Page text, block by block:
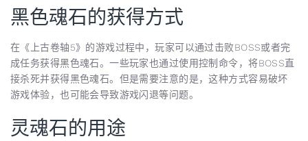
黑色魂石的获得方式
在《上古卷轴5》的游戏过程中，玩家可以通过击败BOSS或者完
成任务获得黑色魂石。一些玩家也通过使用控制命令，将BOSS直
接杀死并获得黑色魂石。但是需要注意的是，这种方式容易破坏
游戏体验，也可能会导致游戏闪退等问题。
灵魂石的用途